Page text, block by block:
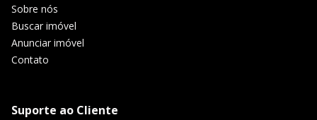
Sobre nós
Buscar imóvel
Anunciar imóvel
Contato
Suporte ao Cliente